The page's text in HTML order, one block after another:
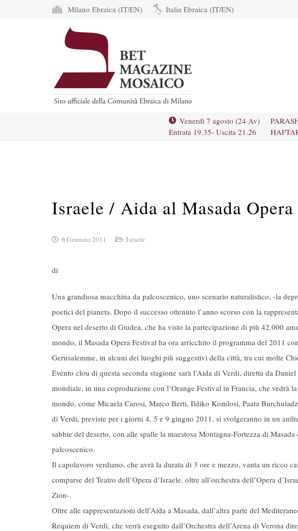
Milano Ebraica (IT/EN) Italia Ebraica (IT/EN)
Venerdì 7 agosto (24 Av)
Entrata 19.35- Uscita 21.26
Israele / Aida al Masada
6 Gennaio 2011 Israele
di
Una grandiosa macchina da palcoscenico, uno scenario naturalistico, -la
poetici del pianeta. Dopo il successo ottenuto l’anno scorso con la
Opera nel deserto di Giudea, che ha visto la partecipazione di più 42.000
mondo, il Masada Opera Festival ha ora arricchito il programma del 2011
Gerusalemme, in alcuni dei luoghi più suggestivi della città, tra cui molte
Evento clou di questa seconda stagione sarà l’Aida di Verdi, diretta da
mondiale, in una coproduzione con l’Orange Festival in Francia, che vedrà
mondo, come Micaela Carosi, Marco Berti, Ildiko Komlosi, Paata
di Verdi, previste per i giorni 4, 5 e 9 giugno 2011, si svolgeranno in un
sabbie del deserto, con alle spalle la maestosa Montagna-Fortezza di
palcoscenico.
Il capolavoro verdiano, che avrà la durata di 3 ore e mezzo, vanta un ricco
comparse del Teatro dell’Opera d’Israele, oltre all’orchestra dell’Opera
Zion-.
Oltre alle rappresentazioni dell’Aida a Masada, dall’altra parte del
Requiem di Verdi, che verrà eseguito dall’Orchestra dell’Arena di Verona